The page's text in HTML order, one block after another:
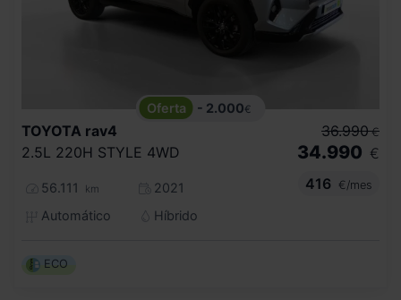
- 2.000€
TOYOTA rav4
2.5L 220H STYLE 4WD
56.111 km
2021
Automático
Híbrido
36.990 €
34.990 €
416
€/mes
ECO